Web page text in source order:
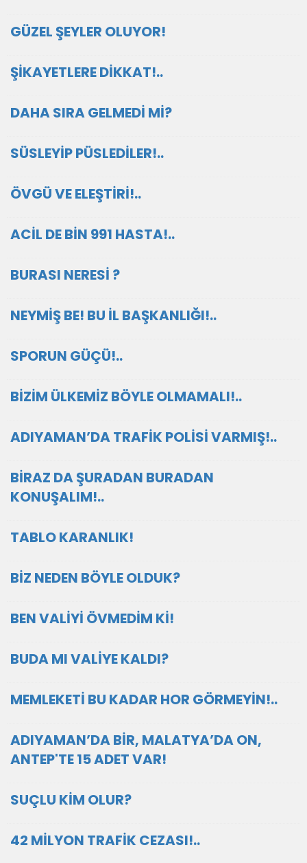
GÜZEL ŞEYLER OLUYOR!
ŞİKAYETLERE DİKKAT!..
DAHA SIRA GELMEDİ Mİ?
SÜSLEYİP PÜSLEDİLER!..
ÖVGÜ VE ELEŞTİRİ!..
ACİL DE BİN 991 HASTA!..
BURASI NERESİ ?
NEYMİŞ BE! BU İL BAŞKANLIĞI!..
SPORUN GÜÇÜ!..
BİZİM ÜLKEMİZ BÖYLE OLMAMALI!..
ADIYAMAN’DA TRAFİK POLİSİ VARMIŞ!..
BİRAZ DA ŞURADAN BURADAN
KONUŞALIM!..
TABLO KARANLIK!
BİZ NEDEN BÖYLE OLDUK?
BEN VALİYİ ÖVMEDİM Kİ!
BUDA MI VALİYE KALDI?
MEMLEKETİ BU KADAR HOR GÖRMEYİN!..
ADIYAMAN’DA BİR, MALATYA’DA ON,
ANTEP'TE 15 ADET VAR!
SUÇLU KİM OLUR?
42 MİLYON TRAFİK CEZASI!..